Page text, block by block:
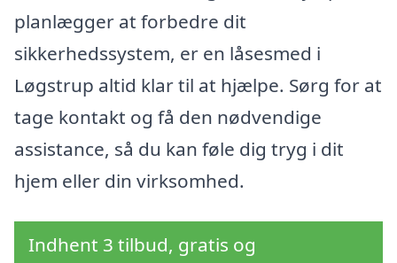
planlægger at forbedre dit
sikkerhedssystem, er en låsesmed i
Løgstrup altid klar til at hjælpe. Sørg for at
tage kontakt og få den nødvendige
assistance, så du kan føle dig tryg i dit
hjem eller din virksomhed.
Indhent 3 tilbud, gratis og